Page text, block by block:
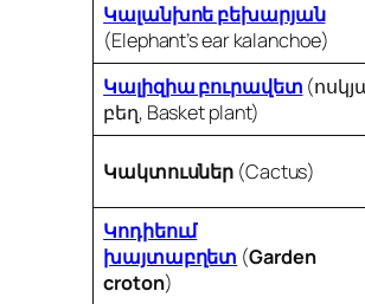
Կալանխոե բեխարյան
(Elephant’s ear kalanchoe)
Կալիզիա բուրավետ
բեղ, Basket plant)
Կակտուսներ (Cactus)
Կոդիեում
խայտաբղետ (Garden
croton)